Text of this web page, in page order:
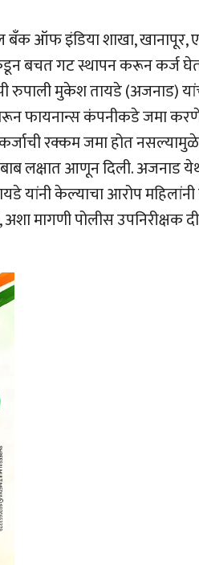
बँक ऑफ इंडिया शाखा, खानापूर,
बचत गट स्थापन करून कर्ज
रुपाली मुकेश तायडे (अजनाड)
फायनान्स कंपनीकडे जमा
कर्जाची रक्कम जमा होत
बाब लक्षात आणून दिली. अजनाड
यांनी केल्याचा आरोप
मागणी पोलीस उपनिरीक्षक